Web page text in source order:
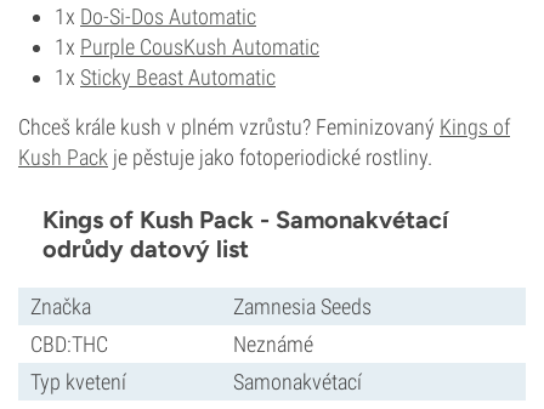
1x Do-Si-Dos Automatic
1x Purple CousKush Automatic
1x Sticky Beast Automatic
Chceš krále kush v plném vzrůstu? Feminizovaný Kings of
Kush Pack je pěstuje jako fotoperiodické rostliny.
Kings of Kush Pack - Samonakvétací
odrůdy datový list
Značka
Zamnesia Seeds
CBD:THC
Neznámé
Typ kvetení
Samonakvétací